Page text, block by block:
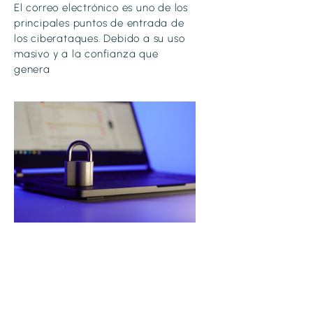
El correo electrónico es uno de los
principales puntos de entrada de
los ciberataques. Debido a su uso
masivo y a la confianza que
genera